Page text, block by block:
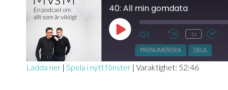
40: All min gomdata
Spela
upp
avsnitt
Mute/Unmute
Episode
Hoppa
bakåt
10
sekunder
1x
PRENUMERERA DELA
Ladda ner | Spela i nytt fönster | Varaktighet: 52:46